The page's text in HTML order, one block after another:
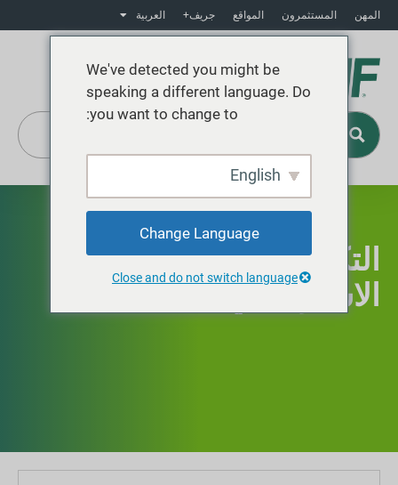
المهن المستثمرون المواقع جريف+ العربية
التكامل
الاستراتيجي
We've detected you might be
speaking a different language. Do
you want to change to:
English
Change Language
Close and do not switch language